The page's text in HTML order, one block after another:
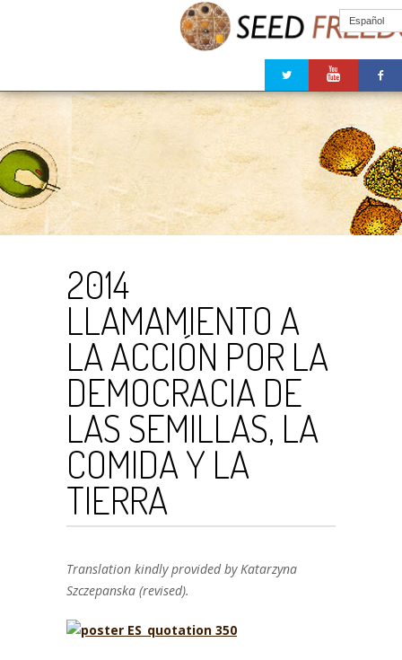
Español
2014
LLAMAMIENTO A
LA ACCIÓN POR LA
DEMOCRACIA DE
LAS SEMILLAS, LA
COMIDA Y LA
TIERRA
Translation kindly provided by Katarzyna
Szczepanska (revised).